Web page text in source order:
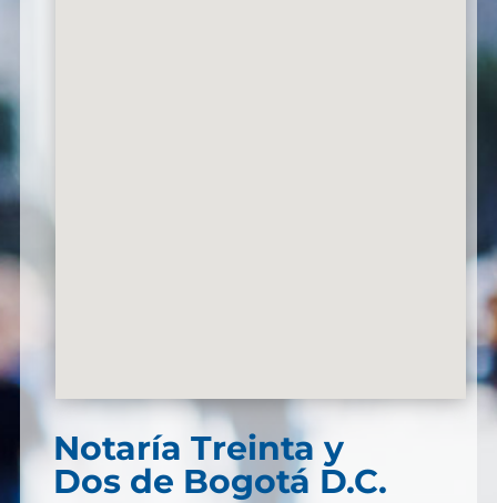
Notaría Treinta y
Dos de Bogotá D.C.